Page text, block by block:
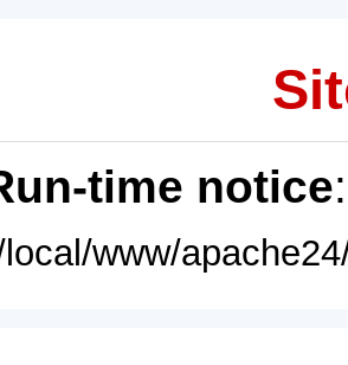
time notice
www/